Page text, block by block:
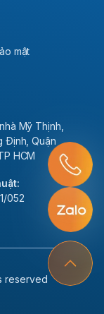
mật
Mỹ Thịnh,
Định, Quận
HCM
052
reserved